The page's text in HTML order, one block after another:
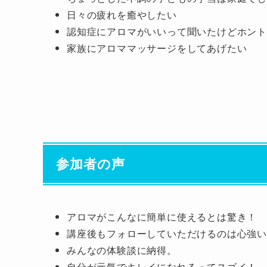
日々の疲れを癒やしたい
認知症にアロマがいいって聞いたけどホント
家族にアロママッサージをしてあげたい
参加者の声
アロマがこんなに簡単に使えるとは驚き！
講座後もフォローしていただけるのは心強い
みんなの体験談に納得。